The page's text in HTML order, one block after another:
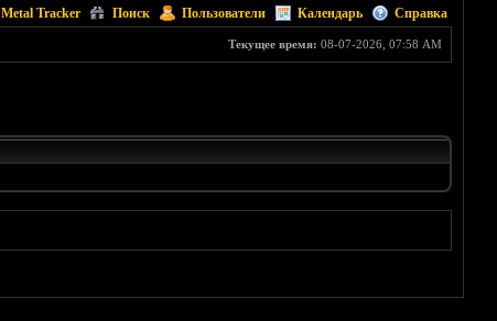
Metal Tracker Поиск Пользователи Календарь Справка
Текущее время: 08-07-2026, 07:58 AM